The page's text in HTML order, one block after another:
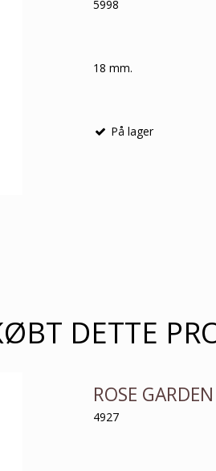
5998
18 mm.
På lager
DETTE
ROSE
4927